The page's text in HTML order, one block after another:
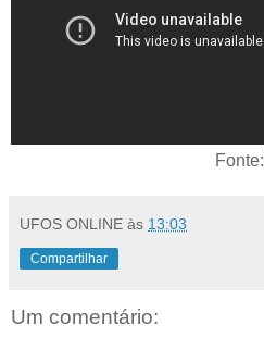
Fonte:
UFOS ONLINE às 13:03
Compartilhar
Um comentário: